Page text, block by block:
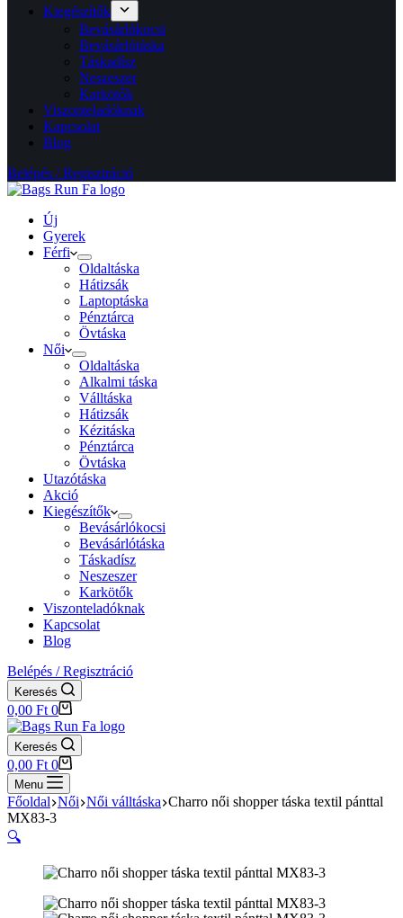
Kiegészítők
Bevásárlókocsi
Bevásárlótáska
Táskadísz
Neszeszer
Karkötők
Viszonteladóknak
Kapcsolat
Blog
Belépés / Regisztráció
Új
Gyerek
Férfi
Oldaltáska
Hátizsák
Laptoptáska
Pénztárca
Övtáska
Női
Oldaltáska
Alkalmi táska
Válltáska
Hátizsák
Kézitáska
Pénztárca
Övtáska
Utazótáska
Akció
Kiegészítők
Bevásárlókocsi
Bevásárlótáska
Táskadísz
Neszeszer
Karkötők
Viszonteladóknak
Kapcsolat
Blog
Belépés / Regisztráció
Keresés
Shopping
cart
0,00 Ft 0
Keresés
Shopping
cart
0,00 Ft 0
Menu
Főoldal Női Női válltáska Charro női shopper táska textil pánttal
MX83-3
🔍